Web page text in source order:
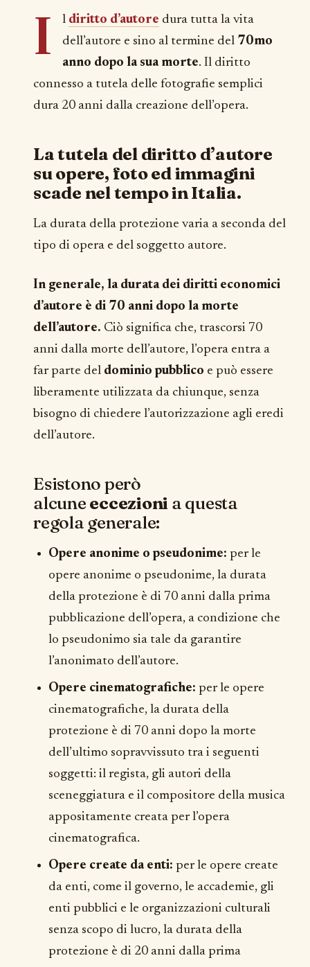
I l diritto d’autore dura tutta la vita
dell’autore e sino al termine del 70mo
anno dopo la sua morte. Il diritto
connesso a tutela delle fotografie semplici
dura 20 anni dalla creazione dell’opera.
La tutela del diritto d’autore
su opere, foto ed immagini
scade nel tempo in Italia.
La durata della protezione varia a seconda del
tipo di opera e del soggetto autore.
In generale, la durata dei diritti economici
d’autore è di 70 anni dopo la morte
dell’autore. Ciò significa che, trascorsi 70
anni dalla morte dell’autore, l’opera entra a
far parte del dominio pubblico e può essere
liberamente utilizzata da chiunque, senza
bisogno di chiedere l’autorizzazione agli eredi
dell’autore.
Esistono però
alcune eccezioni a questa
regola generale:
Opere anonime o pseudonime: per le
opere anonime o pseudonime, la durata
della protezione è di 70 anni dalla prima
pubblicazione dell’opera, a condizione che
lo pseudonimo sia tale da garantire
l’anonimato dell’autore.
Opere cinematografiche: per le opere
cinematografiche, la durata della
protezione è di 70 anni dopo la morte
dell’ultimo sopravvissuto tra i seguenti
soggetti: il regista, gli autori della
sceneggiatura e il compositore della musica
appositamente creata per l’opera
cinematografica.
Opere create da enti: per le opere create
da enti, come il governo, le accademie, gli
enti pubblici e le organizzazioni culturali
senza scopo di lucro, la durata della
protezione è di 20 anni dalla prima